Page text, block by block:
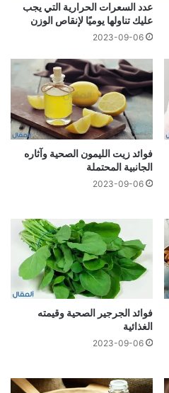
عدد السعرات الحرارية التي يجب
عليك تناولها يوميًا لإنقاص الوزن
2023-09-06
فوائد زيت الليمون الصحية وآثاره
الجانبية المحتملة
2023-09-06
فوائد الجرجير الصحية وقيمته
الغذائية
2023-09-06